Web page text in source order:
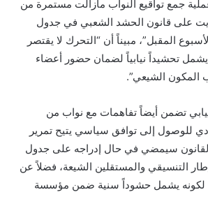
جمع تواقيع النواب مازالت مستمرة من
على قانون الحشد الشعبي في جدول
المقبل”، مبيناً أن “التحرك لا يقتصر
تحشيداً نيابياً لضمان حضور أعضاء
المكون الشيعي”.
تضمن أيضاً تفاهمات مع نواب من
للوصول إلى توافق سياسي يتيح تمرير
سيمضي في حال إدراجه على جدول
التنسيقي والمستقلين الشيعة، فضلاً عن
لكونه يشمل حشوداً سنية ضمن مؤسسة